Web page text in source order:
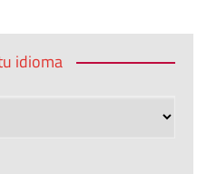
idioma